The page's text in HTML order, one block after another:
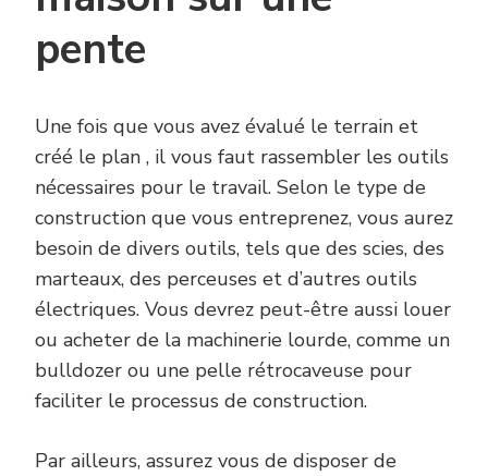
pente
Une fois que vous avez évalué le terrain et
créé le plan , il vous faut rassembler les outils
nécessaires pour le travail. Selon le type de
construction que vous entreprenez, vous aurez
besoin de divers outils, tels que des scies, des
marteaux, des perceuses et d’autres outils
électriques. Vous devrez peut-être aussi louer
ou acheter de la machinerie lourde, comme un
bulldozer ou une pelle rétrocaveuse pour
faciliter le processus de construction.
Par ailleurs, assurez vous de disposer de